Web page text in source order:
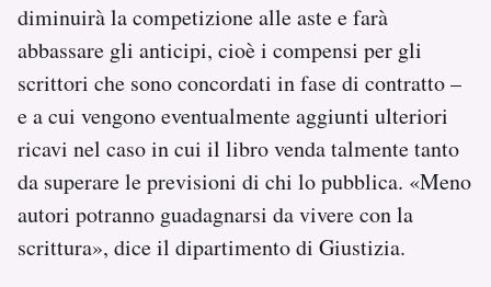
diminuirà la competizione alle aste e farà
abbassare gli anticipi, cioè i compensi per gli
scrittori che sono concordati in fase di contratto –
e a cui vengono eventualmente aggiunti ulteriori
ricavi nel caso in cui il libro venda talmente tanto
da superare le previsioni di chi lo pubblica. «Meno
autori potranno guadagnarsi da vivere con la
scrittura», dice il dipartimento di Giustizia.